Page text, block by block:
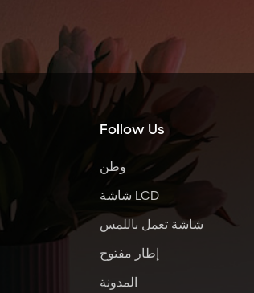
Follow Us
وطن
شاشة LCD
شاشة تعمل باللمس
إطار مفتوح
المدونة